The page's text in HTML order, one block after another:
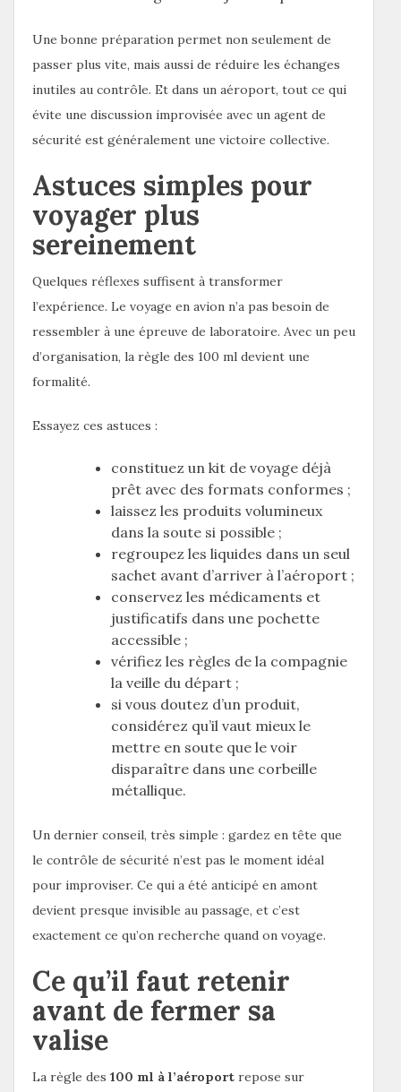
Une bonne préparation permet non seulement de
passer plus vite, mais aussi de réduire les échanges
inutiles au contrôle. Et dans un aéroport, tout ce qui
évite une discussion improvisée avec un agent de
sécurité est généralement une victoire collective.
Astuces simples pour
voyager plus
sereinement
Quelques réflexes suffisent à transformer
l’expérience. Le voyage en avion n’a pas besoin de
ressembler à une épreuve de laboratoire. Avec un peu
d’organisation, la règle des 100 ml devient une
formalité.
Essayez ces astuces :
constituez un kit de voyage déjà
prêt avec des formats conformes ;
laissez les produits volumineux
dans la soute si possible ;
regroupez les liquides dans un seul
sachet avant d’arriver à l’aéroport ;
conservez les médicaments et
justificatifs dans une pochette
accessible ;
vérifiez les règles de la compagnie
la veille du départ ;
si vous doutez d’un produit,
considérez qu’il vaut mieux le
mettre en soute que le voir
disparaître dans une corbeille
métallique.
Un dernier conseil, très simple : gardez en tête que
le contrôle de sécurité n’est pas le moment idéal
pour improviser. Ce qui a été anticipé en amont
devient presque invisible au passage, et c’est
exactement ce qu’on recherche quand on voyage.
Ce qu’il faut retenir
avant de fermer sa
valise
La règle des 100 ml à l’aéroport repose sur